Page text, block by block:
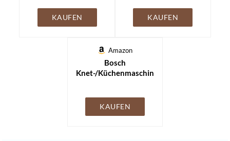
KAUFEN KAUFEN
Amazon
Bosch
Knet-/Küchenmaschin
KAUFEN